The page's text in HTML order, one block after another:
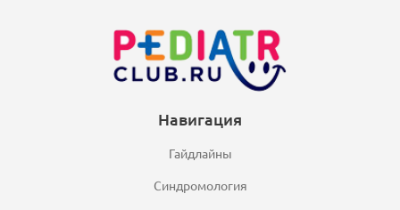
Навигация
Гайдлайны
Синдромология